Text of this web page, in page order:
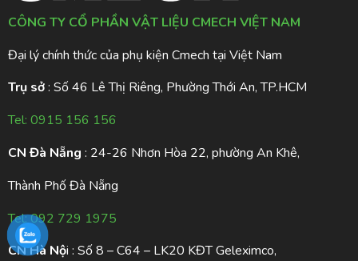
CÔNG TY CỔ PHẦN VẬT LIỆU CMECH VIỆT NAM
Đại lý chính thức của phụ kiện Cmech tại Việt Nam
Trụ sở: Số 46 Lê Thị Riêng, Phường Thới An, TP.HCM
Tel: 0915 156 156
CN Đà Nẵng : 24-26 Nhơn Hòa 22, phường An Khê,
Thành Phố Đà Nẵng
Tel:092 729 1975
CN Hà Nội : Số 8 – C64 – LK20 KĐT Geleximco,